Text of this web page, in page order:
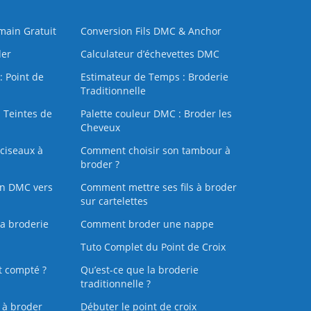
Gratuit
Conversion Fils DMC & Anchor
Calculateur d’échevettes DMC
Point de
Estimateur de Temps : Broderie
Traditionnelle
Teintes de
Palette couleur DMC : Broder les
Cheveux
à
Comment choisir son tambour à
broder ?
DMC vers
Comment mettre ses fils à broder
sur cartelettes
broderie
Comment broder une nappe
Tuto Complet du Point de Croix
compté ?
Qu’est-ce que la broderie
traditionnelle ?
broder
Débuter le point de croix